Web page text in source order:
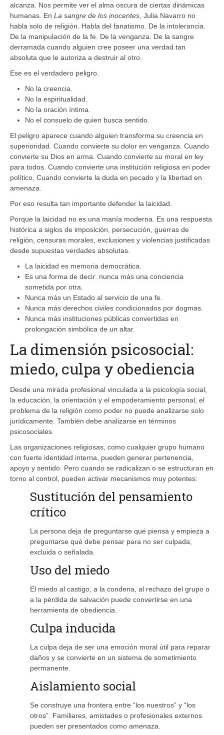
alcanza. Nos permite ver el alma oscura de ciertas dinámicas
humanas. En La sangre de los inocentes , Julia Navarro no
habla solo de religión. Habla del fanatismo. De la intolerancia.
De la manipulación de la fe. De la venganza. De la sangre
derramada cuando alguien cree poseer una verdad tan
absoluta que le autoriza a destruir al otro.
Ese es el verdadero peligro.
No la creencia.
No la espiritualidad.
No la oración íntima.
No el consuelo de quien busca sentido.
El peligro aparece cuando alguien transforma su creencia en
superioridad. Cuando convierte su dolor en venganza. Cuando
convierte su Dios en arma. Cuando convierte su moral en ley
para todos. Cuando convierte una institución religiosa en poder
político. Cuando convierte la duda en pecado y la libertad en
amenaza.
Por eso resulta tan importante defender la laicidad.
Porque la laicidad no es una manía moderna. Es una respuesta
histórica a siglos de imposición, persecución, guerras de
religión, censuras morales, exclusiones y violencias justificadas
desde supuestas verdades absolutas.
La laicidad es memoria democrática.
Es una forma de decir: nunca más una conciencia
sometida por otra.
Nunca más un Estado al servicio de una fe.
Nunca más derechos civiles condicionados por dogmas.
Nunca más instituciones públicas convertidas en
prolongación simbólica de un altar.
La dimensión psicosocial:
miedo, culpa y obediencia
Desde una mirada profesional vinculada a la psicología social,
la educación, la orientación y el empoderamiento personal, el
problema de la religión como poder no puede analizarse solo
jurídicamente. También debe analizarse en términos
psicosociales.
Las organizaciones religiosas, como cualquier grupo humano
con fuerte identidad interna, pueden generar pertenencia,
apoyo y sentido. Pero cuando se radicalizan o se estructuran en
torno al control, pueden activar mecanismos muy potentes:
Sustitución del pensamiento
crítico
La persona deja de preguntarse qué piensa y empieza a
preguntarse qué debe pensar para no ser culpada,
excluida o señalada.
Uso del miedo
El miedo al castigo, a la condena, al rechazo del grupo o
a la pérdida de salvación puede convertirse en una
herramienta de obediencia.
Culpa inducida
La culpa deja de ser una emoción moral útil para reparar
daños y se convierte en un sistema de sometimiento
permanente.
Aislamiento social
Se construye una frontera entre “los nuestros” y “los
otros”. Familiares, amistades o profesionales externos
pueden ser presentados como amenaza.